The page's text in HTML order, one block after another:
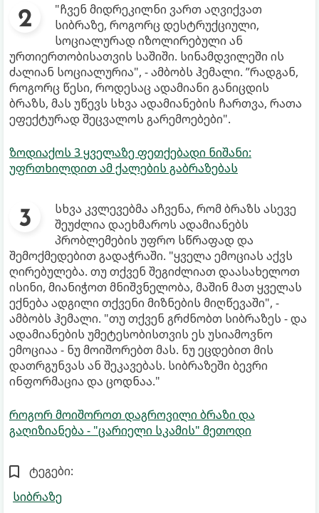
"ჩვენ მიდრეკილნი ვართ აღვიქვათ
სიბრაზე, როგორც დესტრუქციული,
სოციალურად იზოლირებული ან
ურთიერთობისათვის საშიში. სინამდვილეში ის
ძალიან სოციალურია", - ამბობს ჰემალი. ”რადგან,
როგორც წესი, როდესაც ადამიანი განიცდის
ბრაზს, მას უწევს სხვა ადამიანების ჩართვა, რათა
ეფექტურად შეცვალოს გარემოებები".
ზოდიაქოს 3 ყველაზე ფეთქებადი ნიშანი:
უფრთხილდით ამ ქალების გაბრაზებას
სხვა კვლევებმა აჩვენა, რომ ბრაზს ასევე
შეუძლია დაეხმაროს ადამიანებს
პრობლემების უფრო სწრაფად და
შემოქმედებით გადაჭრაში. "ყველა ემოციას აქვს
ღირებულება. თუ თქვენ შეგიძლიათ დაასახელოთ
ისინი, მიანიჭოთ მნიშვნელობა, მაშინ მათ ყველას
ექნება ადგილი თქვენი მიზნების მიღწევაში", -
ამბობს ჰემალი. "თუ თქვენ გრძნობთ სიბრაზეს - და
ადამიანების უმეტესობისთვის ეს უსიამოვნო
ემოციაა - ნუ მოიშორებთ მას. ნუ ეცდებით მის
დათრგუნვას ან შეკავებას. სიბრაზეში ბევრი
ინფორმაცია და ცოდნაა."
როგორ მოიშოროთ დაგროვილი ბრაზი და
გაღიზიანება - "ცარიელი სკამის" მეთოდი
ტეგები:
სიბრაზე